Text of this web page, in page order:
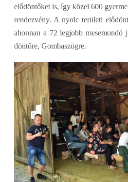
elődöntőket is, így közel 600
rendezvény. A nyolc területi
ahonnan a 72 legjobb mesemondó
döntőre, Gombaszögre.